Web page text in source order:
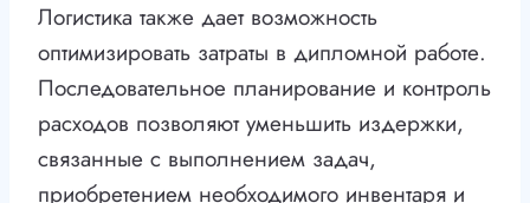
Логистика также дает возможность
оптимизировать затраты в дипломной работе.
Последовательное планирование и контроль
расходов позволяют уменьшить издержки,
связанные с выполнением задач,
приобретением необходимого инвентаря и